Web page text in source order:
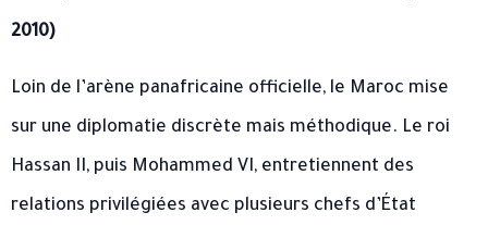
2010)
Loin de l’arène panafricaine officielle, le Maroc mise
sur une diplomatie discrète mais méthodique. Le roi
Hassan II, puis Mohammed VI, entretiennent des
relations privilégiées avec plusieurs chefs d’État